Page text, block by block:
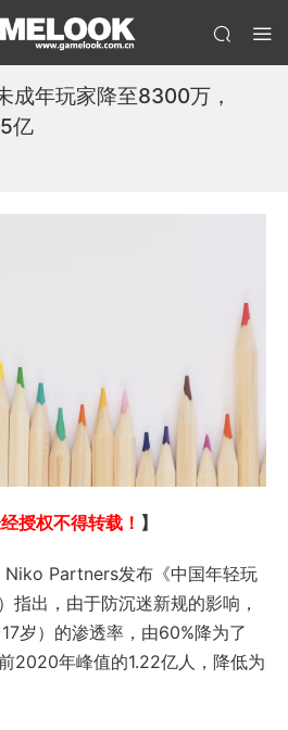
成年玩家降至8300万，
亿
授权不得转载！ 】
Partners发布《中国年轻玩
指出，由于防沉迷新规的影响，
岁）的渗透率，由60%降为了
2020年峰值的1.22亿人，降低为